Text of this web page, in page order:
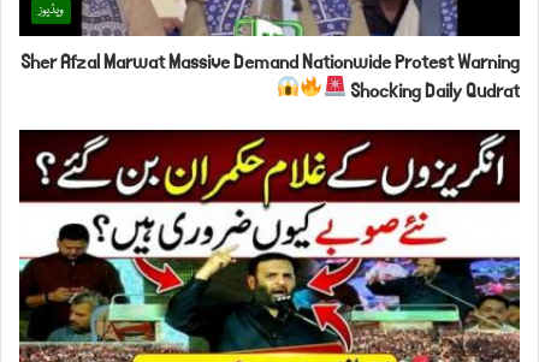
ویڈیوز
Sher Afzal Marwat Massive Demand Nationwide Protest Warning
Shocking Daily Qudrat